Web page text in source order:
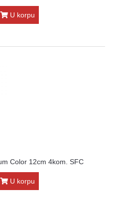
U korpu
Color 12cm 4kom. SFC
U korpu